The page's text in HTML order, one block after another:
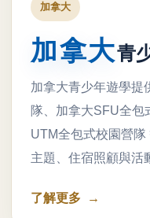
加拿大
加拿大青
加拿大青少年遊學提
隊、加拿大SFU全包
UTM全包式校園營
主題、住宿照顧與活
了解更多